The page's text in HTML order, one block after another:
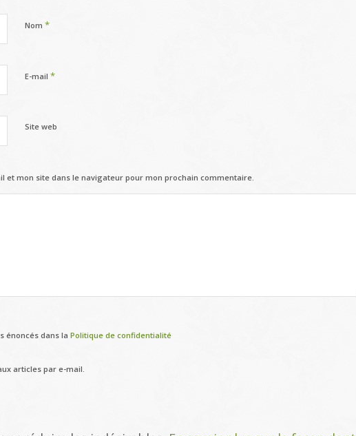
Nom *
E-mail *
Site web
et mon site dans le navigateur pour mon prochain commentaire.
énoncés dans la Politique de confidentialité
articles par e-mail.